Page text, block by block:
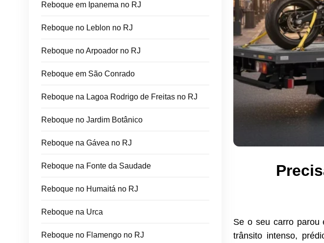
Reboque em Ipanema no RJ
Reboque no Leblon no RJ
Reboque no Arpoador no RJ
Reboque em São Conrado
Reboque na Lagoa Rodrigo de Freitas no RJ
Reboque no Jardim Botânico
Reboque na Gávea no RJ
Reboque na Fonte da Saudade
Reboque no Humaitá no RJ
Reboque na Urca
Reboque no Flamengo no RJ
Se o seu carro parou
trânsito intenso,